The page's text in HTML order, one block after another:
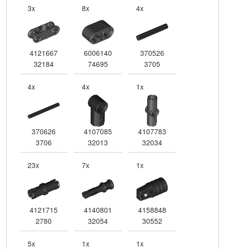
3x
4121667
32184
8x
6006140
74695
4x
370526
3705
4x
370626
3706
4x
4107085
32013
1x
4107783
32034
23x
4121715
2780
7x
4140801
32054
1x
4158848
30552
5x 1x 1x